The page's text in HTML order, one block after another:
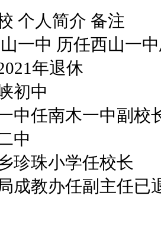
个人简介 备注
一中 历任西山一
年退休
初中
中任南木一中副校
中
珍珠小学任校长
成教办任副主任已